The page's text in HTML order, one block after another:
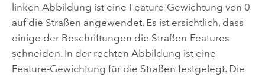
linken Abbildung ist eine Feature-Gewichtung von 0
auf die Straßen angewendet. Es ist ersichtlich, dass
einige der Beschriftungen die Straßen-Features
schneiden. In der rechten Abbildung ist eine
Feature-Gewichtung für die Straßen festgelegt. Die